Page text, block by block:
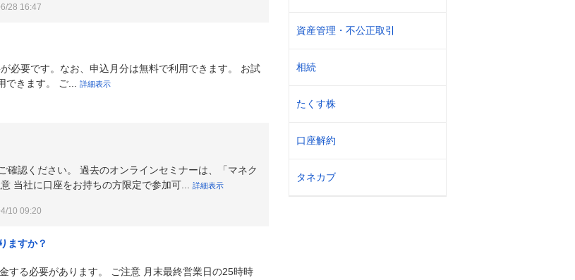
資産管理・不公正取引
相続
たくす株
口座解約
タネカブ
28 16:47
必要です。なお、申込月分は無料で利用できます。 お試
できます。 ご...詳細表示
確認ください。 過去のオンラインセミナーは、「マネク
当社に口座をお持ちの方限定で参加可...詳細表示
10 09:20
ますか？
する必要があります。 ご注意 月末最終営業日の25時時